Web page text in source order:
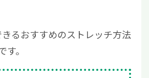
るおすすめのストレッチ方法
。